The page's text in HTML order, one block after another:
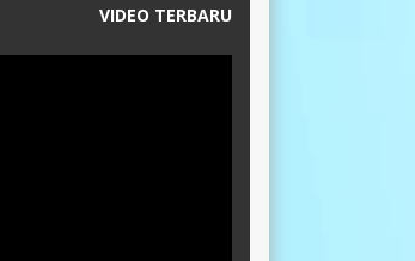
VIDEO TERBARU